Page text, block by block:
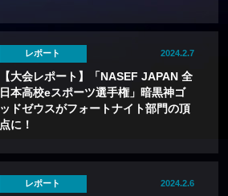
レポート 2024.2.7
【大会レポート】「NASEF JAPAN 全
日本高校eスポーツ選手権」暗黒神ゴ
ッドゼウスがフォートナイト部門の頂
点に！
レポート 2024.2.6